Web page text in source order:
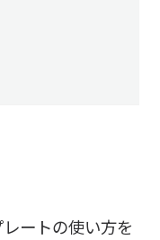
ートの使い方を